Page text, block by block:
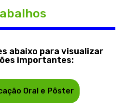
abaixo para visualizar
importantes:
Oral e Pôster